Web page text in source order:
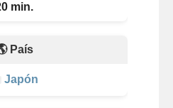
min.
País
Japón